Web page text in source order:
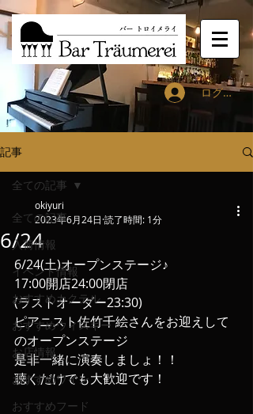
ログイン
記事
全ての記事
入荷情報
イベント情報
おすすめカクテル
おすすめウィスキー
お店情報
おすすめワイン
おすすめフード
全ての記事
6/24
okiyuri
2023年6月24日 読了時間: 1分
6/24(土)オープンステージ♪
17:00開店24:00閉店
(ラストオーダー23:30)
ピアニスト佐竹千絵さんをお迎えして
のオープンステージ
是非一緒に演奏しましょ！！
聴くだけでも大歓迎です！